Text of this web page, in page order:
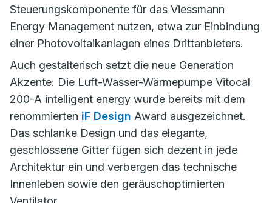
Steuerungskomponente für das Viessmann
Energy Management nutzen, etwa zur Einbindung
einer Photovoltaikanlagen eines Drittanbieters.
Auch gestalterisch setzt die neue Generation
Akzente: Die Luft-Wasser-Wärmepumpe Vitocal
200-A intelligent energy wurde bereits mit dem
renommierten iF Design Award ausgezeichnet.
Das schlanke Design und das elegante,
geschlossene Gitter fügen sich dezent in jede
Architektur ein und verbergen das technische
Innenleben sowie den geräuschoptimierten